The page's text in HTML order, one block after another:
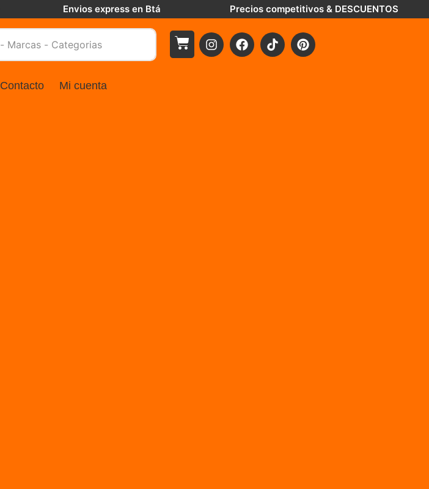
Envios express en Btá Precios competitivos & DESCUENTOS
Contacto Mi cuenta